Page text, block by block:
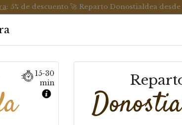
: 5% de descuento 🚀 Reparto Donostialdea desde
Gozotegia Enpanadak eta Ogia
15-30
min